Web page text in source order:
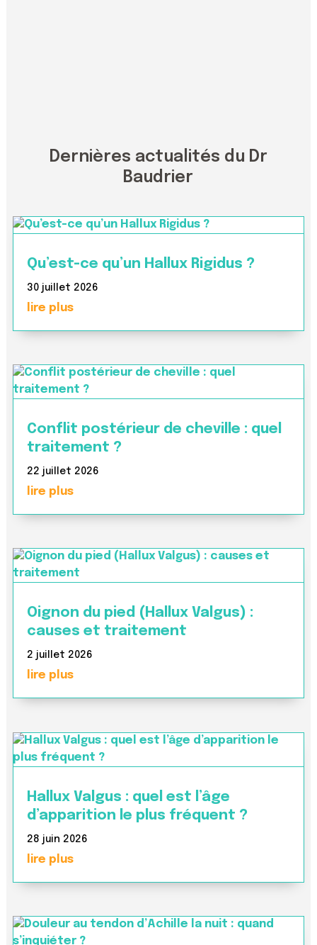
Dernières actualités du Dr
Baudrier
Qu’est-ce qu’un Hallux Rigidus ?
30 juillet 2026
lire plus
Conflit postérieur de cheville : quel
traitement ?
22 juillet 2026
lire plus
Oignon du pied (Hallux Valgus) :
causes et traitement
2 juillet 2026
lire plus
Hallux Valgus : quel est l’âge
d’apparition le plus fréquent ?
28 juin 2026
lire plus